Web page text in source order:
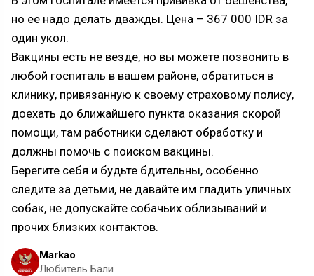
но ее надо делать дважды. Цена – 367 000 IDR за
один укол.
Вакцины есть не везде, но вы можете позвонить в
любой госпиталь в вашем районе, обратиться в
клинику, привязанную к своему страховому полису,
доехать до ближайшего пункта оказания скорой
помощи, там работники сделают обработку и
должны помочь с поиском вакцины.
Берегите себя и будьте бдительны, особенно
следите за детьми, не давайте им гладить уличных
собак, не допускайте собачьих облизываний и
прочих близких контактов.
Markao
Любитель Бали